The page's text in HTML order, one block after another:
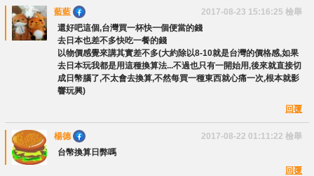
藍藍 2017-08-23 15:16:25 檢舉
還好吧這個,台灣買一杯快一個便當的錢
去日本也差不多快吃一餐的錢
以物價感覺來講其實差不多(大約除以8-10就是台灣的價格感,如果
去日本玩我都是用這種換算法...不過也只有一開始用,後來就直接切
成日幣腦了,不太會去換算,不然每買一種東西就心痛一次,根本就影
響玩興)
回覆
楊德 2017-08-22 01:11:22 檢舉
台幣換算日弊嗎
回覆